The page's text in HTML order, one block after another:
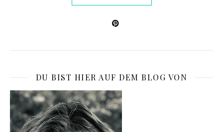
DU BIST HIER AUF DEM BLOG VON